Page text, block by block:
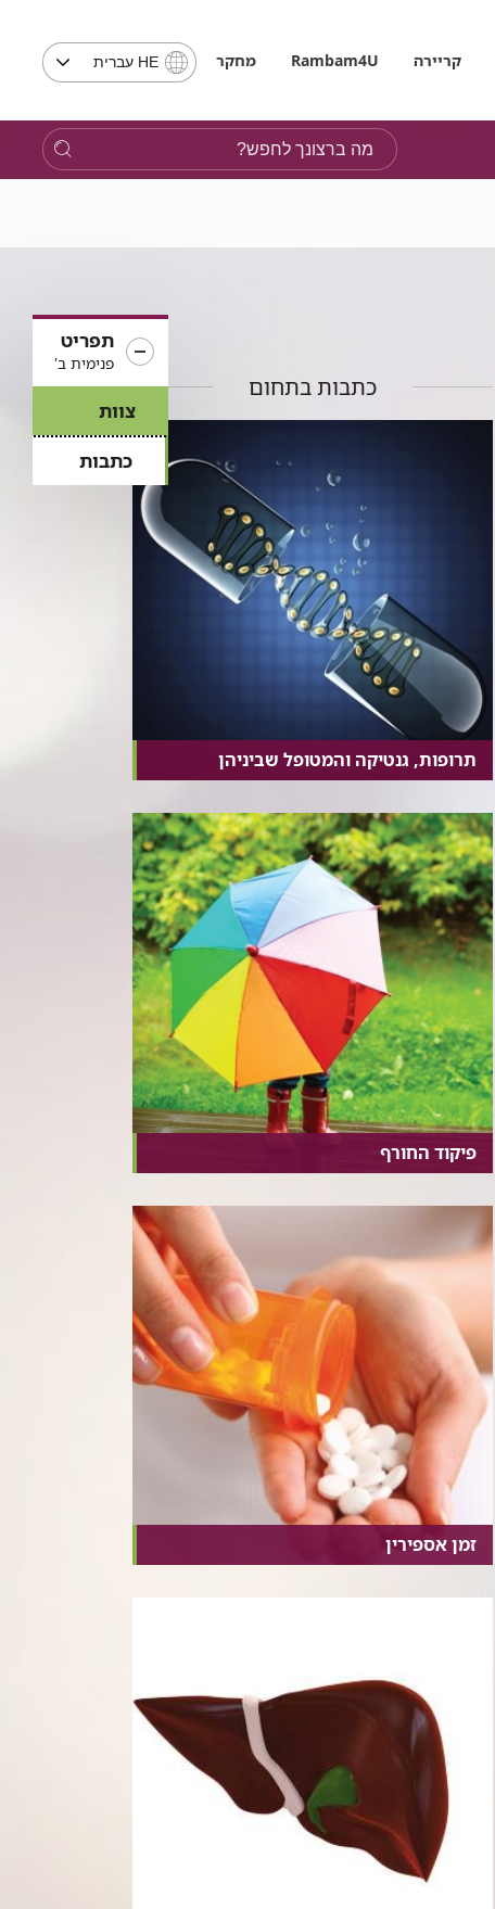
קריירה Rambam4U מחקר
בחירת
שים
לב,
בבחירת
לאתר
HE עברית
מה
ברצונך
לחפש?
תפריט
פנימית ב'
צוות
כתבות
כתבות בתחום
תרופות, גנטיקה והמטופל שביניהן
פיקוד החורף
זמן אספירין